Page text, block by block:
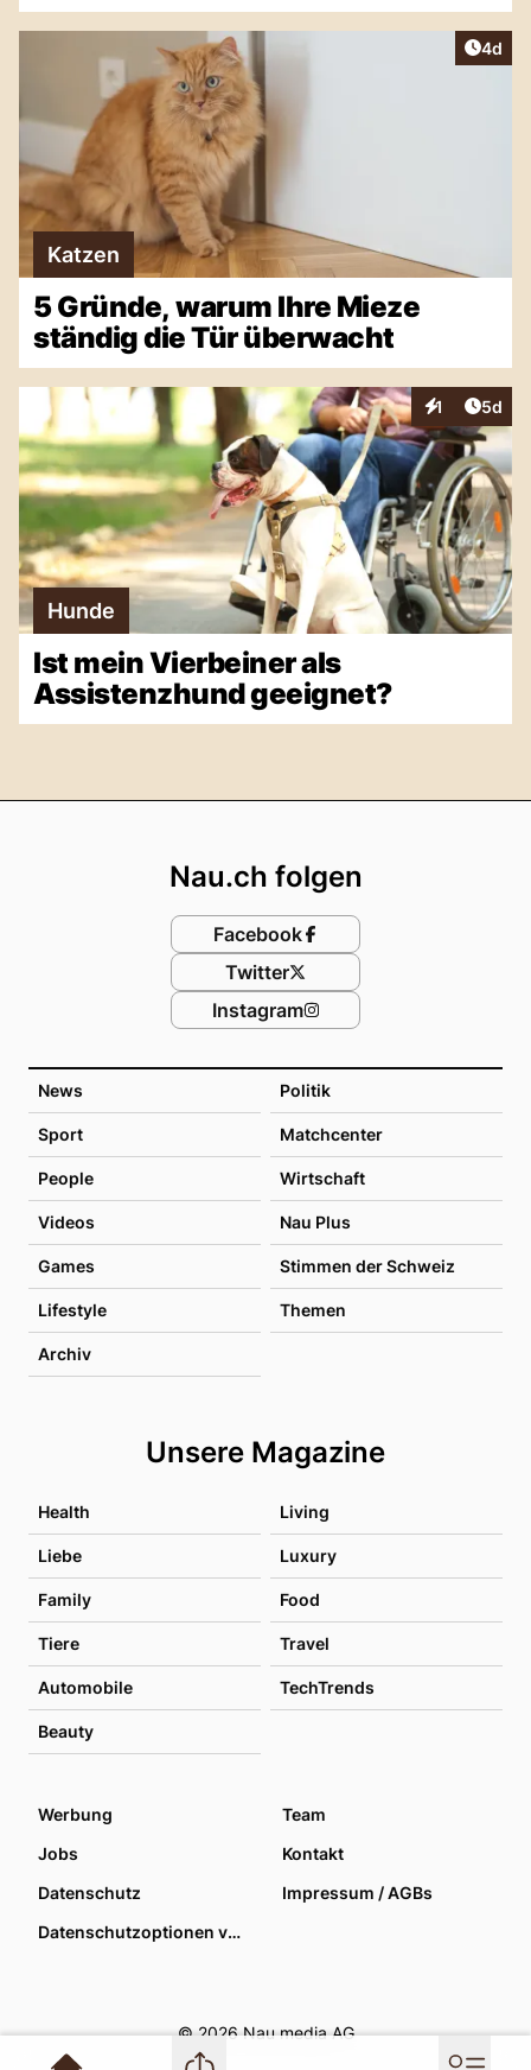
4d
Katzen
5 Gründe, warum Ihre Mieze
ständig die Tür überwacht
1
Interaktionen
5d
Hunde
Ist mein Vierbeiner als
Assistenzhund geeignet?
News Politik
Sport Matchcenter
People Wirtschaft
Videos Nau Plus
Games Stimmen der Schweiz
Lifestyle Themen
Archiv
Unsere Magazine
Health Living
Liebe Luxury
Family Food
Tiere Travel
Automobile TechTrends
Beauty
Nau.ch folgen
Facebook
Twitter
Instagram
Werbung
Team
Jobs
Kontakt
Datenschutz
Impressum / AGBs
Datenschutzoptionen verwalten
© 2026 Nau media AG